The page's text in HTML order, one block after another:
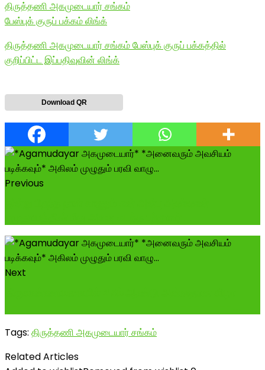
திருத்தணி அகமுடையார் சங்கம்
பேஸ்புக் குருப் பக்கம் லிங்க்
திருத்தணி அகமுடையார் சங்கம் பேஸ்புக் குருப் பக்கத்தில்
குறிப்பிட்ட இப்பதிவுவின் லிங்க்
Download QR
Previous
Next
Tags: திருத்தணி அகமுடையார் சங்கம்
Related Articles